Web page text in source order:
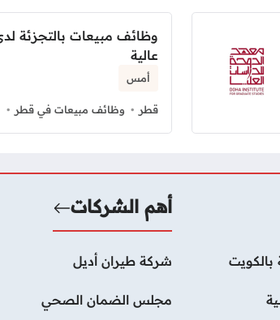
وظائف مبيعات بالتجزئة
عالية
أمس
قطر وظائف مبيعات في قطر
بالكويت
أهم الشركات
شركة طيران أديل
مجلس الضمان الصحي